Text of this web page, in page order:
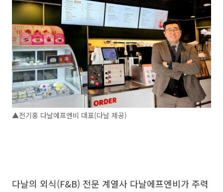
▲전기홍 다날에프엔비 대표(다날 제공)
다날의 외식(F&B) 전문 계열사 다날에프엔비가 주력